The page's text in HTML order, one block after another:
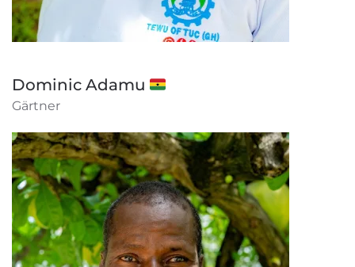
Dominic Adamu 🇬🇭
Gärtner